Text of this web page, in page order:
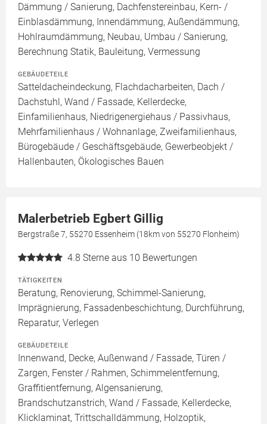
Dämmung / Sanierung, Dachfenstereinbau, Kern- /
Einblasdämmung, Innendämmung, Außendämmung,
Hohlraumdämmung, Neubau, Umbau / Sanierung,
Berechnung Statik, Bauleitung, Vermessung
GEBÄUDETEILE
Satteldacheindeckung, Flachdacharbeiten, Dach /
Dachstuhl, Wand / Fassade, Kellerdecke,
Einfamilienhaus, Niedrigenergiehaus / Passivhaus,
Mehrfamilienhaus / Wohnanlage, Zweifamilienhaus,
Bürogebäude / Geschäftsgebäude, Gewerbeobjekt /
Hallenbauten, Ökologisches Bauen
Malerbetrieb Egbert Gillig
Bergstraße 7, 55270 Essenheim (18km von 55270 Flonheim)
4.8 Sterne aus 10 Bewertungen
TÄTIGKEITEN
Beratung, Renovierung, Schimmel-Sanierung,
Imprägnierung, Fassadenbeschichtung, Durchführung,
Reparatur, Verlegen
GEBÄUDETEILE
Innenwand, Decke, Außenwand / Fassade, Türen /
Zargen, Fenster / Rahmen, Schimmelentfernung,
Graffitientfernung, Algensanierung,
Brandschutzanstrich, Wand / Fassade, Kellerdecke,
Klicklaminat, Trittschalldämmung, Holzoptik,